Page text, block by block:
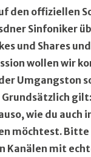
den offiziellen
Sinfoniker
und Shares
wollen wir
Umgangston
wie du auch
möchtest. Bitte
Kanälen mit